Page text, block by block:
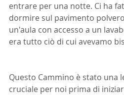
entrare per una notte. Ci ha
dormire sul pavimento
un'aula con accesso a un
era tutto ciò di cui avevamo
Questo Cammino è stato una
cruciale per noi prima di